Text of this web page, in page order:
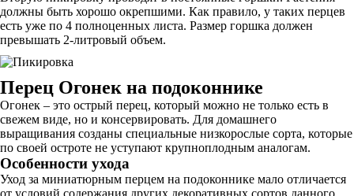
должны быть хорошо окрепшими. Как правило, у таких перцев
есть уже по 4 полноценных листа. Размер горшка должен
превышать 2-литровый объем.
Перец Огонек на подоконнике
Огонек – это острый перец, который можно не только есть в
свежем виде, но и консервировать. Для домашнего
выращивания созданы специальные низкорослые сорта, которые
по своей остроте не уступают крупноплодным аналогам.
Особенности ухода
Уход за миниатюрным перцем на подоконнике мало отличается
от условий содержания других декоративных сортов данного